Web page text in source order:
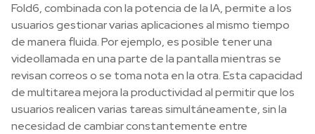
Fold6, combinada con la potencia de la IA, permite a los
usuarios gestionar varias aplicaciones al mismo tiempo
de manera fluida. Por ejemplo, es posible tener una
videollamada en una parte de la pantalla mientras se
revisan correos o se toma nota en la otra. Esta capacidad
de multitarea mejora la productividad al permitir que los
usuarios realicen varias tareas simultáneamente, sin la
necesidad de cambiar constantemente entre